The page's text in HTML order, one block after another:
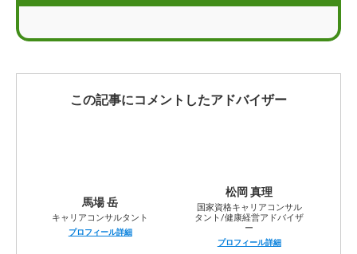
26歳の転職を成功させる7つのコツ
この記事にコメントしたアドバイザー
馬場 岳
キャリアコンサルタント
プロフィール詳細
松岡 真理
国家資格キャリアコンサル
タント/健康経営アドバイザ
ー
プロフィール詳細